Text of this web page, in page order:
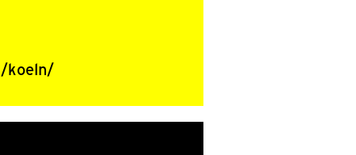
koeln/